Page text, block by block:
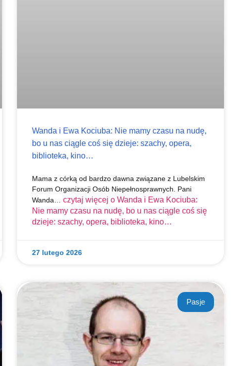
Wanda i Ewa Kociuba: Nie mamy czasu na nudę,
bo u nas ciągle coś się dzieje: szachy, opera,
biblioteka, kino…
Mama z córką od bardzo dawna związane z Lubelskim
Forum Organizacji Osób Niepełnosprawnych. Pani
Wanda…czytaj więcej o Wanda i Ewa Kociuba:
Nie mamy czasu na nudę, bo u nas ciągle coś się
dzieje: szachy, opera, biblioteka, kino…
27 lutego 2026
Pasje